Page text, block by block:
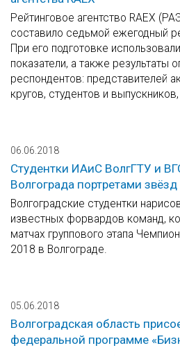
Рейтинговое агентство RAEX
составило седьмой ежегодный
При его подготовке
показатели, а также результаты
респондентов: представителей
кругов, студентов и
06.06.2018
Студентки ИАиС ВолгГТУ и
Волгограда портретами
Волгоградские студентки
известных форвардов команд,
матчах группового этапа
2018 в Волгограде.
05.06.2018
Волгоградская область
федеральной программе